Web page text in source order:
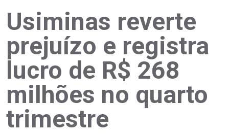
Usiminas reverte
prejuízo e registra
lucro de R$ 268
milhões no quarto
trimestre